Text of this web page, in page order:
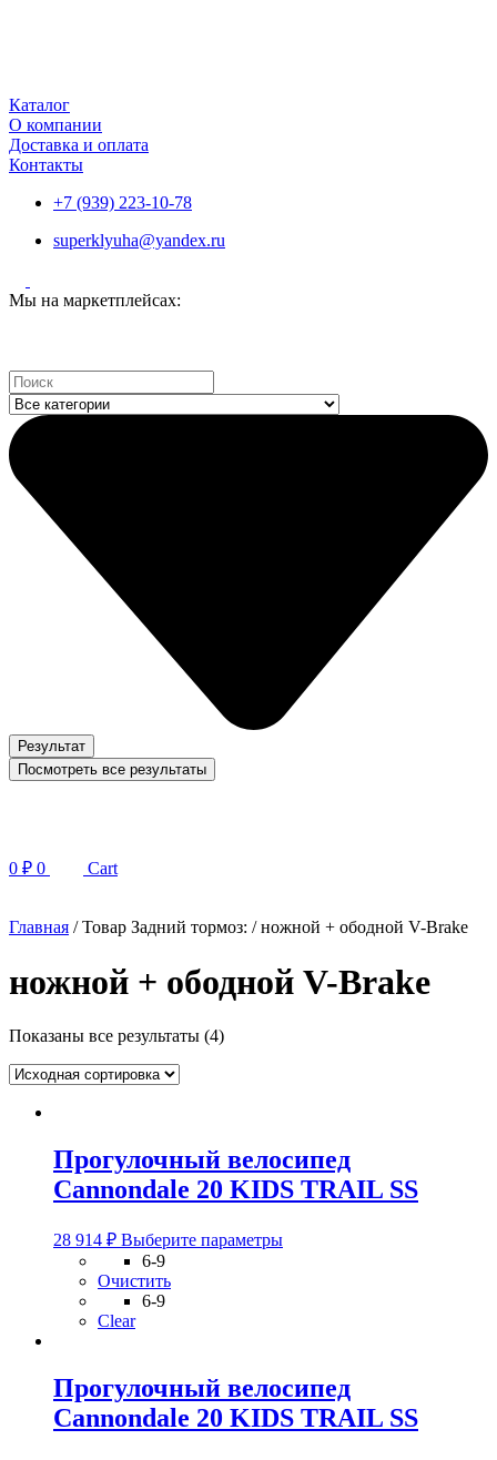
Каталог
О компании
Доставка и оплата
Контакты
+7 (939) 223-10-78
superklyuha@yandex.ru
Мы на маркетплейсах:
Search
...
Результат
Посмотреть все результаты
0 ₽ 0 Cart
Главная / Товар Задний тормоз: / ножной + ободной V-Brake
ножной + ободной V-Brake
Показаны все результаты (4)
Прогулочный велосипед
Cannondale 20 KIDS TRAIL SS
28 914 ₽ Выберите параметрыЭтот
на
странице
товара.
6-9
Очистить
6-9
Clear
Прогулочный велосипед
Cannondale 20 KIDS TRAIL SS